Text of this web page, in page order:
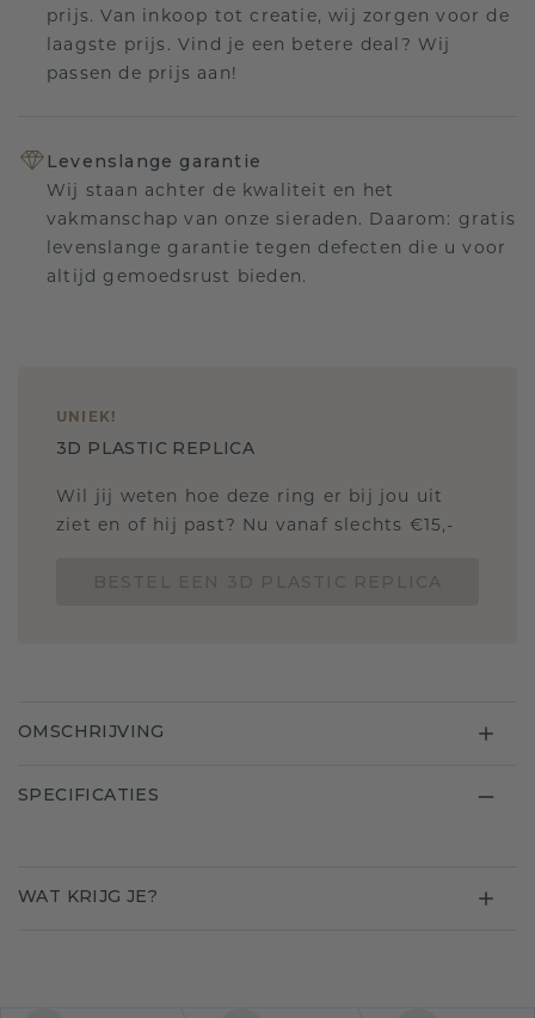
prijs. Van inkoop tot creatie, wij zorgen voor de
laagste prijs. Vind je een betere deal? Wij
passen de prijs aan!
Levenslange garantie
Wij staan achter de kwaliteit en het
vakmanschap van onze sieraden. Daarom: gratis
levenslange garantie tegen defecten die u voor
altijd gemoedsrust bieden.
UNIEK!
3D PLASTIC REPLICA
Wil jij weten hoe deze ring er bij jou uit
ziet en of hij past? Nu vanaf slechts €15,-
OMSCHRIJVING
SPECIFICATIES
WAT KRIJG JE?